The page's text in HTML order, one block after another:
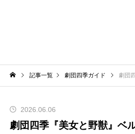
記事一覧 劇団四季ガイド 劇団四季『美
2026.06.06
劇団四季『美女と野獣』ベ